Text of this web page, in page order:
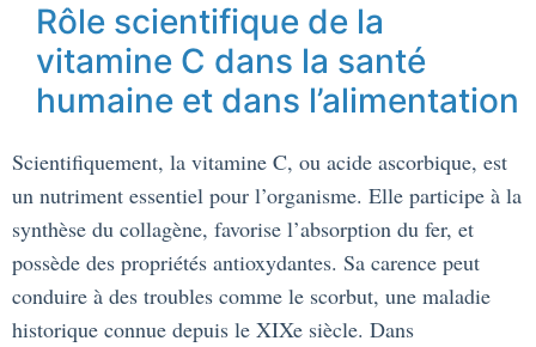
Rôle scientifique de la
vitamine C dans la santé
humaine et dans l’alimentation
Scientifiquement, la vitamine C, ou acide ascorbique, est
un nutriment essentiel pour l’organisme. Elle participe à la
synthèse du collagène, favorise l’absorption du fer, et
possède des propriétés antioxydantes. Sa carence peut
conduire à des troubles comme le scorbut, une maladie
historique connue depuis le XIXe siècle. Dans